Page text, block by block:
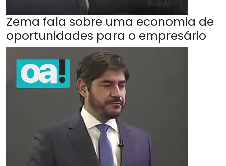
Zema fala sobre uma economia de
oportunidades para o empresário